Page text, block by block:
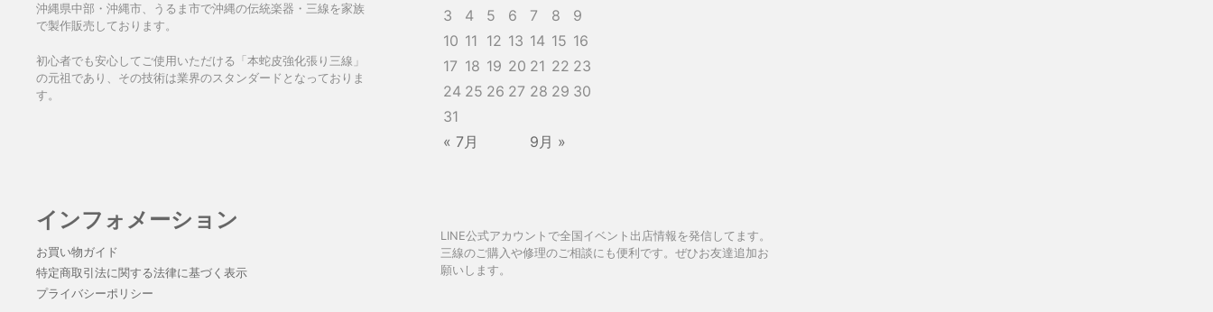
沖縄県中部・沖縄市、うるま市で沖縄の伝統楽器・三線を家族
で製作販売しております。
初心者でも安心してご使用いただける「本蛇皮強化張り三線」
の元祖であり、その技術は業界のスタンダードとなっておりま
す。
インフォメーション
お買い物ガイド
特定商取引法に関する法律に基づく表示
プライバシーポリシー
3
4 5 6 7 8
9
10 11 12 13 14 15 16
17 18 19 20 21 22 23
24 25 26 27 28 29 30
31
« 7月
9月 »
LINE公式アカウントで全国イベント出店情報を発信してます。
三線のご購入や修理のご相談にも便利です。ぜひお友達追加お
願いします。